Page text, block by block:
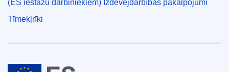
(ES iestāžu darbiniekiem) Izdevējdarbības pakalpojumi
Tīmekļrīki
Eiropas Savienība